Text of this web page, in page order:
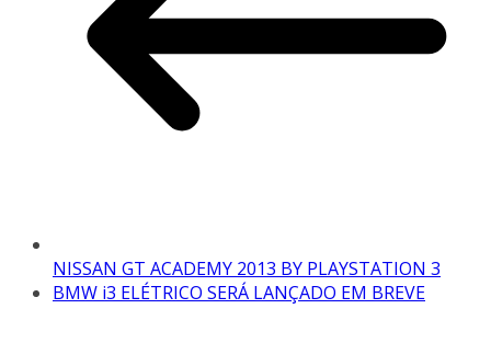
NISSAN GT ACADEMY 2013 BY PLAYSTATION 3
BMW i3 ELÉTRICO SERÁ LANÇADO EM BREVE